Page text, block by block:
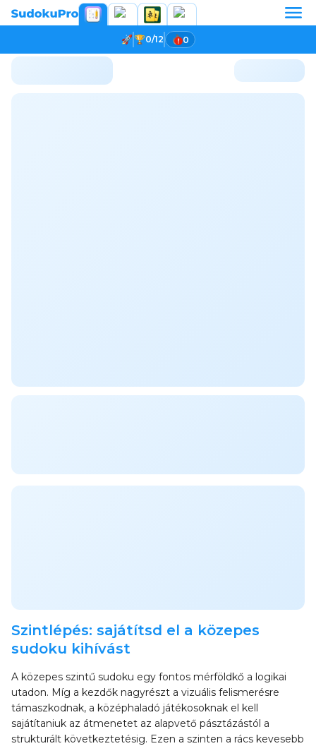
0/12 0
Szintlépés: sajátítsd el a közepes
sudoku kihívást
A közepes szintű sudoku egy fontos mérföldkő a logikai
utadon. Míg a kezdők nagyrészt a vizuális felismerésre
támaszkodnak, a középhaladó játékosoknak el kell
sajátítaniuk az átmenetet az alapvető pásztázástól a
strukturált következtetésig. Ezen a szinten a rács kevesebb